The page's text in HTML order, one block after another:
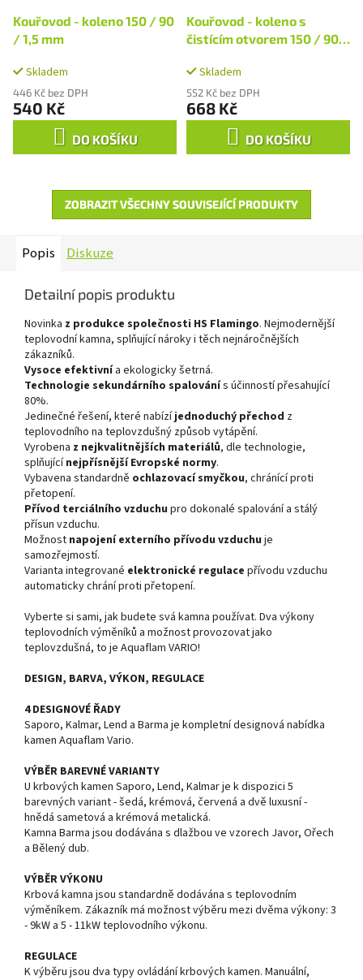
Kouřovod - koleno 150 / 90
/ 1,5 mm
Skladem
446 Kč bez DPH
540 Kč
DO KOŠÍKU
Kouřovod - koleno s
čistícím otvorem 150 / 90 /
Skladem
552 Kč bez DPH
668 Kč
DO KOŠÍKU
ZOBRAZIT VŠECHNY SOUVISEJÍCÍ PRODUKTY
Popis Diskuze
Detailní popis produktu
Novinka z produkce společnosti HS Flamingo. Nejmodernější
teplovodní kamna, splňující nároky i těch nejnáročnějších
zákazníků.
Vysoce efektivnía ekologicky šetrná.
Technologie sekundárního spalovánís účinností přesahující
80%.
Jedinečné řešení, které nabízíjednoduchý přechod z
teplovodního na teplovzdušný způsob vytápění.
Vyrobena z nejkvalitnějších materiálů, dle technologie,
splňujícínejpřísnější Evropské normy.
Vybavena standardně ochlazovací smyčkou, chránící proti
přetopení.
Přívod terciálního vzduchu pro dokonalé spalování a stálý
přísun vzduchu.
Možnost napojení externího přívodu vzduchu je
samozřejmostí.
Varianta integrované elektronické regulace přívodu vzduchu
automaticky chrání proti přetopení.
Vyberte si sami, jak budete svá kamna používat. Dva výkony
teplovodních výměníků a možnost provozovat jako
teplovzdušná, to je Aquaflam VARIO!
DESIGN, BARVA, VÝKON, REGULACE
4 DESIGNOVÉ ŘADY
Saporo, Kalmar, Lend a Barma je kompletní designová nabídka
kamen Aquaflam Vario.
VÝBĚR BAREVNÉ VARIANTY
U krbových kamen Saporo, Lend, Kalmar je k dispozici 5
barevných variant - šedá, krémová, červená a dvě luxusní -
hnědá sametová a krémová metalická.
Kamna Barma jsou dodávána s dlažbou ve vzorech Javor, Ořech
a Bělený dub.
VÝBĚR VÝKONU
Krbová kamna jsou standardně dodávána s teplovodním
výměníkem. Zákazník má možnost výběru mezi dvěma výkony: 3
- 9kW a 5 - 11kW teplovodního výkonu.
REGULACE
K výběru jsou dva typy ovládání krbových kamen. Manuální,